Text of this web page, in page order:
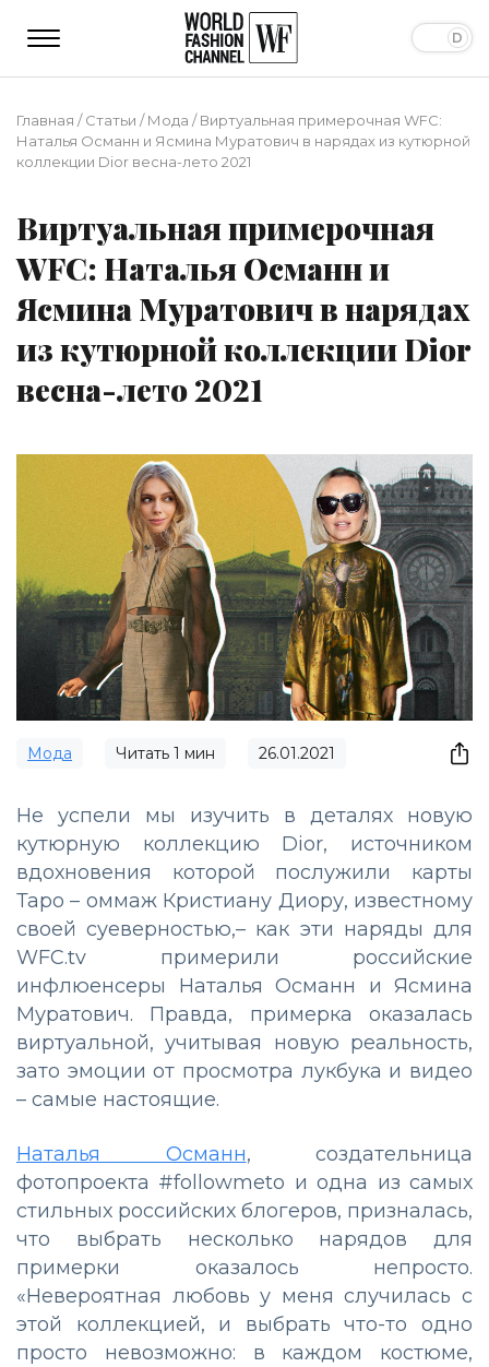
Главная /Статьи /Мода /Виртуальная примерочная WFC:
Наталья Османн и Ясмина Муратович в нарядах из кутюрной
коллекции Dior весна-лето 2021
Виртуальная примерочная
WFC: Наталья Османн и
Ясмина Муратович в нарядах
из кутюрной коллекции Dior
весна-лето 2021
Мода Читать 1 мин 26.01.2021
Не успели мы изучить в деталях новую
кутюрную коллекцию Dior, источником
вдохновения которой послужили карты
Таро – оммаж Кристиану Диору, известному
своей суеверностью,– как эти наряды для
WFC.tv примерили российские
инфлюенсеры Наталья Османн и Ясмина
Муратович. Правда, примерка оказалась
виртуальной, учитывая новую реальность,
зато эмоции от просмотра лукбука и видео
– самые настоящие.
Наталья Османн, создательница
фотопроекта #followmeto и одна из самых
стильных российских блогеров, призналась,
что выбрать несколько нарядов для
примерки оказалось непросто.
«Невероятная любовь у меня случилась с
этой коллекцией, и выбрать что-то одно
просто невозможно: в каждом костюме,